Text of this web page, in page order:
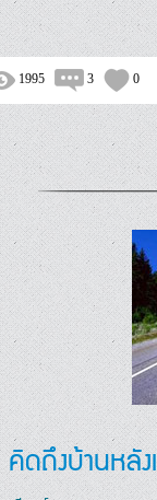
1995 3 0
คิดถึงบ้านหลั